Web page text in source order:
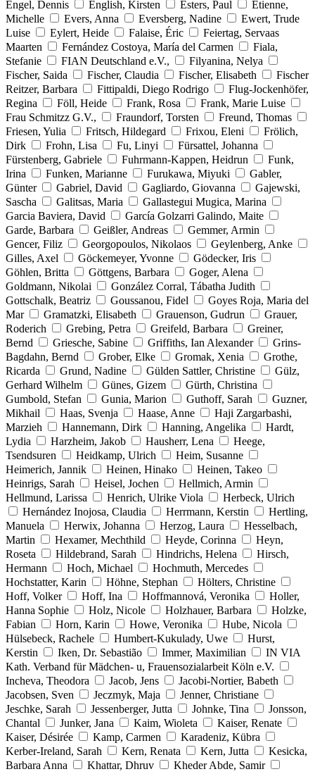
Engel, Dennis
English, Kirsten Esters, Paul
Etienne,
Michelle
Evers, Anna Eversberg, Nadine
Ewert, Trude
Luise
Eylert, Heide Falaise, Éric
Feiertag, Servaas
Maarten
Fernández Costoya, María del Carmen
Fiala,
Stefanie
FIAN Deutschland e.V.,
Filyanina, Nelya
Fischer, Saida
Fischer, Claudia Fischer, Elisabeth
Fischer
Reitzer, Barbara
Fittipaldi, Diego Rodrigo
Flug-Jockenhöfer,
Regina
Föll, Heide Frank, Rosa
Frank, Marie Luise
Frau Schmitzz G.V.,
Fraundorf, Torsten
Freund, Thomas
Friesen, Yulia
Fritsch, Hildegard Frixou, Eleni
Frölich,
Dirk
Frohn, Lisa Fu, Linyi
Fürsattel, Johanna
Fürstenberg, Gabriele
Fuhrmann-Kappen, Heidrun
Funk,
Irina
Funken, Marianne Furukawa, Miyuki
Gabler,
Günter
Gabriel, David Gagliardo, Giovanna
Gajewski,
Sascha
Galitsas, Maria
Gallastegui Mugica, Marina
Garcia Baviera, David
García Golzarri Galindo, Maite
Garde, Barbara
Geißler, Andreas
Gemmer, Armin
Gencer, Filiz
Georgopoulos, Nikolaos
Geylenberg, Anke
Gilles, Axel
Göckemeyer, Yvonne
Gödecker, Iris
Göhlen, Britta
Göttgens, Barbara
Goger, Alena
Goldmann, Nikolai
González Corral, Tábatha Judith
Gottschalk, Beatriz
Goussanou, Fidel
Goyes Roja, Maria del
Mar
Gramatzki, Elisabeth Grauenson, Gudrun
Grauer,
Roderich
Grebing, Petra Greifeld, Barbara
Greiner,
Bernd
Griesche, Sabine Griffiths, Ian Alexander
Grins-
Bagdahn, Bernd
Grober, Elke Gromak, Xenia
Grothe,
Ricarda
Grund, Nadine Gülden Sattler, Christine
Gülz,
Gerhard Wilhelm
Günes, Gizem
Gürth, Christina
Gumbold, Stefan
Gunia, Marion Guthoff, Sarah
Guzner,
Mikhail
Haas, Svenja Haase, Anne
Haji Zargarbashi,
Marzieh
Hannemann, Dirk Hanning, Angelika
Hardt,
Lydia
Harzheim, Jakob Hausherr, Lena
Heege,
Tsendsuren
Heidkamp, Ulrich
Heim, Susanne
Heimerich, Jannik
Heinen, Hinako
Heinen, Takeo
Heinrigs, Sarah
Heisel, Jochen
Hellmich, Armin
Hellmund, Larissa
Henrich, Ulrike Viola
Herbeck, Ulrich
Hernández Inojosa, Claudia
Herrmann, Kerstin
Hertling,
Manuela
Herwix, Johanna Herzog, Laura
Hesselbach,
Martin
Hexamer, Mechthild Heyde, Corinna
Heyn,
Roseta
Hildebrand, Sarah Hindrichs, Helena
Hirsch,
Hermann
Hoch, Michael
Hochmuth, Mercedes
Hochstatter, Karin
Höhne, Stephan
Hölters, Christine
Hoff, Volker
Hoff, Ina Hoffmannová, Veronika
Holler,
Hanna Sophie
Holz, Nicole Holzhauer, Barbara
Holzke,
Fabian
Horn, Karin Howe, Veronika
Hube, Nicola
Hülsebeck, Rachele
Humbert-Kukulady, Uwe
Hurst,
Kerstin
Iken, Dr. Sebastião Immer, Maximilian
IN VIA
Kath. Verband für Mädchen- u, Frauensozialarbeit Köln e.V.
Incheva, Theodora
Jacob, Jens
Jacobi-Nortier, Babeth
Jacobsen, Sven
Jeczmyk, Maja
Jenner, Christiane
Jeschke, Sarah
Jessenberger, Jutta Johnke, Tina
Jonsson,
Chantal
Junker, Jana Kaim, Wioleta
Kaiser, Renate
Kaiser, Désirée
Kamp, Carmen
Karadeniz, Kübra
Kerber-Ireland, Sarah
Kern, Renata Kern, Jutta
Kesicka,
Barbara Anna
Khattar, Dhruv
Kheder Abde, Samir